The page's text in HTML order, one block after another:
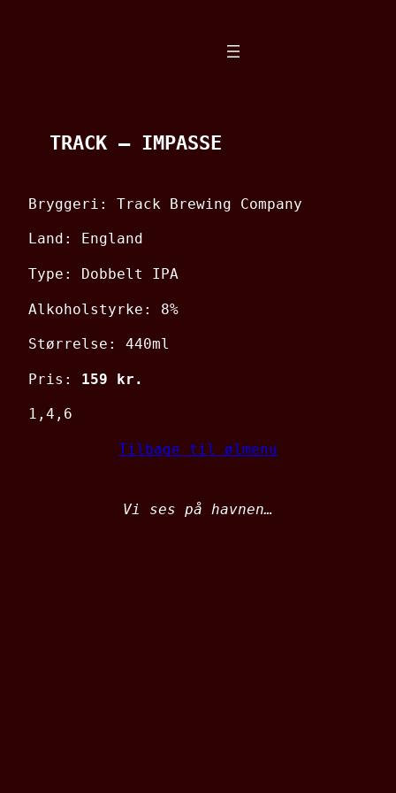
TRACK – IMPASSE
Bryggeri: Track Brewing Company
Land: England
Type: Dobbelt IPA
Alkoholstyrke: 8%
Størrelse: 440ml
Pris: 159 kr.
1,4,6
Tilbage til ølmenu
Vi ses på havnen…